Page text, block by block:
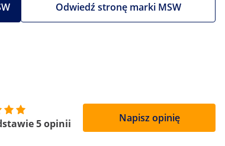
Odwiedź stronę marki MSW
5 opinii Napisz opinię